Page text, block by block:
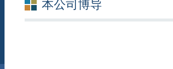
本公司博导